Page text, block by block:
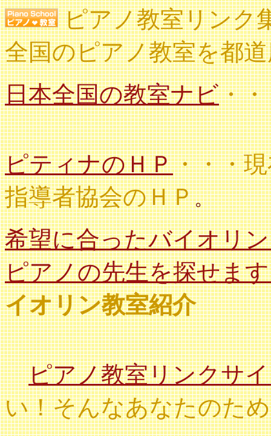
ピアノ教室リンク
全国のピアノ教室を都
日本全国の教室ナビ・
ピティナのＨＰ・・・
指導者協会のＨＰ。
希望に合ったバイオリ
ピアノの先生を探せま
イオリン教室紹介
ピアノ教室リンクサ
い！そんなあなたのた